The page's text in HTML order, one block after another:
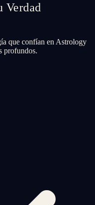
Verdad
que confían en Astrology
profundos.